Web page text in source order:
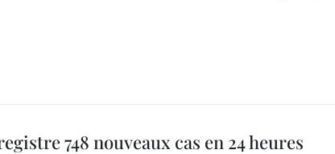
748 nouveaux cas en 24 heures